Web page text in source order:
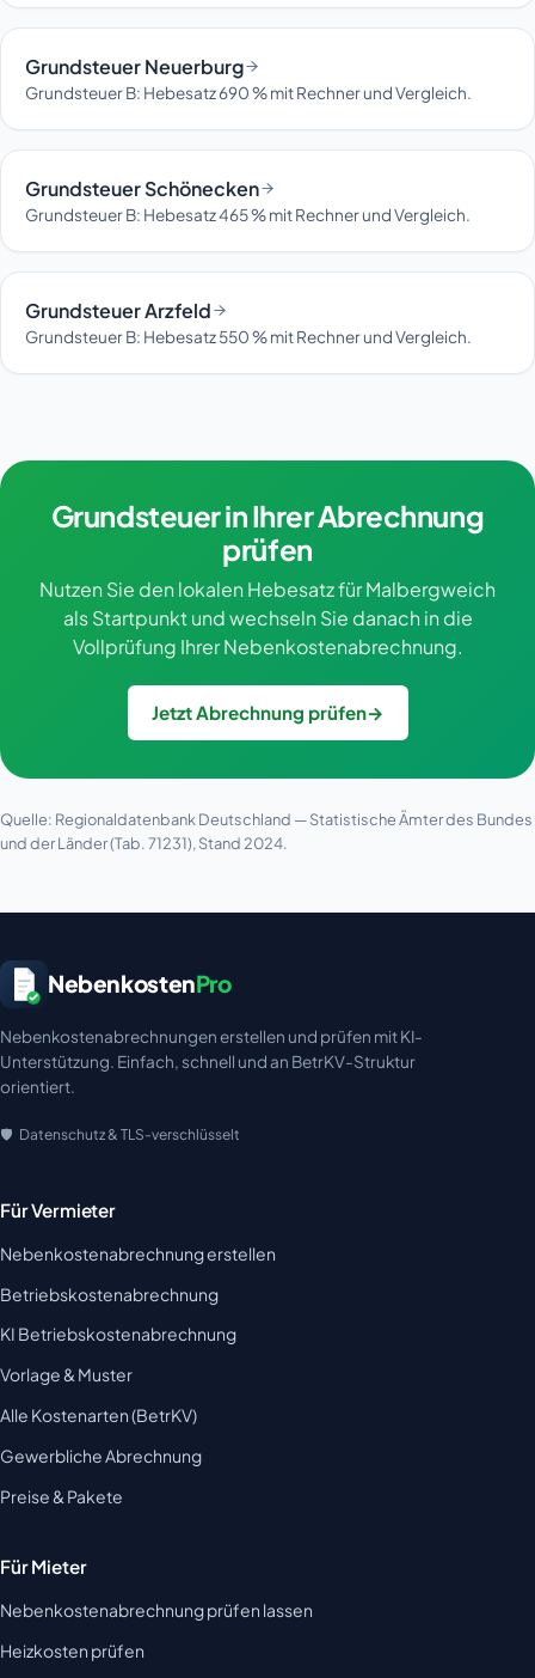
Grundsteuer Neuerburg
Grundsteuer B: Hebesatz 690 % mit Rechner und Vergleich.
Grundsteuer Schönecken
Grundsteuer B: Hebesatz 465 % mit Rechner und Vergleich.
Grundsteuer Arzfeld
Grundsteuer B: Hebesatz 550 % mit Rechner und Vergleich.
Grundsteuer in Ihrer Abrechnung
prüfen
Nutzen Sie den lokalen Hebesatz für Malbergweich
als Startpunkt und wechseln Sie danach in die
Vollprüfung Ihrer Nebenkostenabrechnung.
Jetzt Abrechnung prüfen→
Quelle: Regionaldatenbank Deutschland — Statistische Ämter des Bundes
und der Länder (Tab. 71231), Stand 2024.
NebenkostenPro
Nebenkostenabrechnungen erstellen und prüfen mit KI-
Unterstützung. Einfach, schnell und an BetrKV-Struktur
orientiert.
Datenschutz & TLS-verschlüsselt
Für Vermieter
Nebenkostenabrechnung erstellen
Betriebskostenabrechnung
KI Betriebskostenabrechnung
Vorlage & Muster
Alle Kostenarten (BetrKV)
Gewerbliche Abrechnung
Preise & Pakete
Für Mieter
Nebenkostenabrechnung prüfen lassen
Heizkosten prüfen